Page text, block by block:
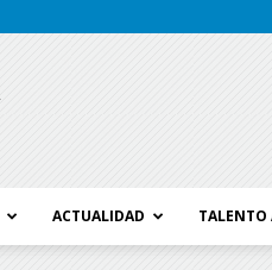
ACTUALIDAD TALENTO